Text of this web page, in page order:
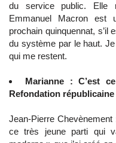
du service public. Elle
Emmanuel Macron est
prochain quinquennat, s’il
du système par le haut.
qui me restent.
Marianne : C’est
Refondation républicaine
Jean-Pierre
ce très jeune parti qui